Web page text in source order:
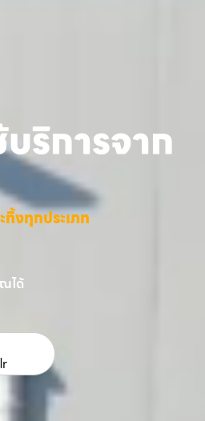
ริการจาก
งทุกประเภท
ได้